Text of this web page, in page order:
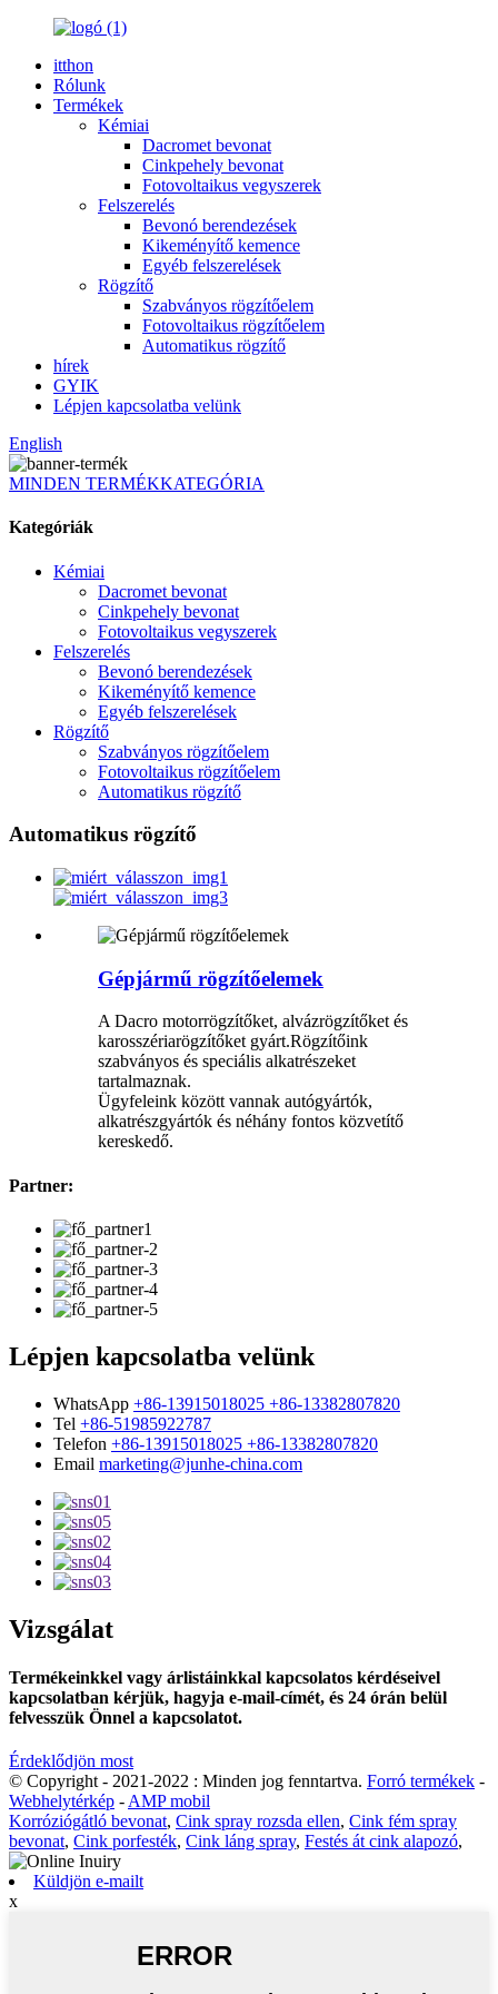
itthon
Rólunk
Termékek
Kémiai
Dacromet bevonat
Cinkpehely bevonat
Fotovoltaikus vegyszerek
Felszerelés
Bevonó berendezések
Kikeményítő kemence
Egyéb felszerelések
Rögzítő
Szabványos rögzítőelem
Fotovoltaikus rögzítőelem
Automatikus rögzítő
hírek
GYIK
Lépjen kapcsolatba velünk
English
MINDEN TERMÉKKATEGÓRIA
Kategóriák
Kémiai
Dacromet bevonat
Cinkpehely bevonat
Fotovoltaikus vegyszerek
Felszerelés
Bevonó berendezések
Kikeményítő kemence
Egyéb felszerelések
Rögzítő
Szabványos rögzítőelem
Fotovoltaikus rögzítőelem
Automatikus rögzítő
Automatikus rögzítő
Gépjármű rögzítőelemek
A Dacro motorrögzítőket, alvázrögzítőket és
karosszériarögzítőket gyárt.Rögzítőink
szabványos és speciális alkatrészeket
tartalmaznak.
Ügyfeleink között vannak autógyártók,
alkatrészgyártók és néhány fontos közvetítő
kereskedő.
Partner:
Lépjen kapcsolatba velünk
WhatsApp +86-13915018025 +86-13382807820
Tel +86-51985922787
Telefon +86-13915018025 +86-13382807820
Email marketing@junhe-china.com
Vizsgálat
Termékeinkkel vagy árlistáinkkal kapcsolatos kérdéseivel
kapcsolatban kérjük, hagyja e-mail-címét, és 24 órán belül
felvesszük Önnel a kapcsolatot.
Érdeklődjön most
© Copyright - 2021-2022 : Minden jog fenntartva. Forró termékek -
Webhelytérkép - AMP mobil
Korróziógátló bevonat, Cink spray rozsda ellen, Cink fém spray
bevonat, Cink porfesték, Cink láng spray, Festés át cink alapozó,
Küldjön e-mailt
x